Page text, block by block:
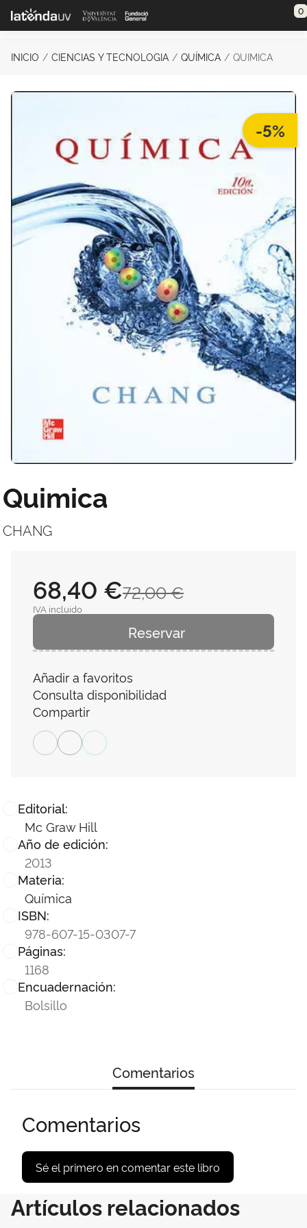
Saltar al contenido principal 0
INICIO CIENCIAS Y TECNOLOGIA QUÍMICA QUIMICA
-5%
Quimica
CHANG
Editorial:
Mc Graw Hill
Año de edición:
2013
Materia:
Química
ISBN:
978-607-15-0307-7
Páginas:
1168
Encuadernación:
Bolsillo
72,00 €
68,40 €
IVA incluido
Reservar
Añadir a favoritos
Consulta disponibilidad
Compartir
Comentarios
Comentarios
Sé el primero en comentar este libro
Artículos relacionados